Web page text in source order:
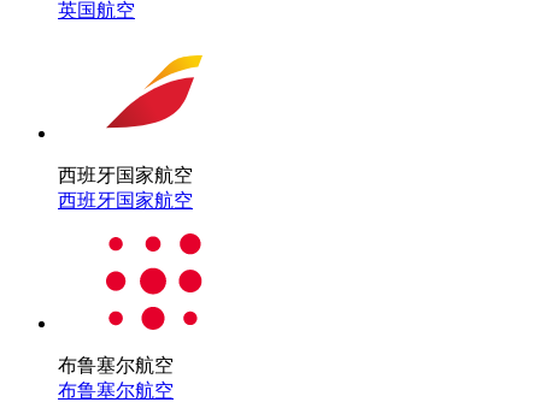
英国航空
西班牙国家航空
西班牙国家航空
布鲁塞尔航空
布鲁塞尔航空